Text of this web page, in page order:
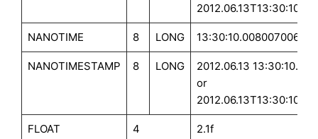
NANOTIME 8 LONG 13:30:10.008007006
NANOTIMESTAMP 8 LONG
2012.06.13
or
FLOAT 4 2.1f